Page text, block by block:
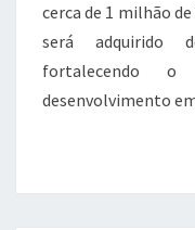
cerca de 1 milhão
será adquirido
fortalecendo o
desenvolvimento